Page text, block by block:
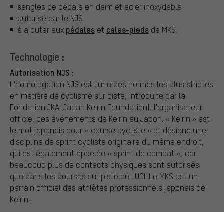
sangles de pédale en daim et acier inoxydable
autorisé par le NJS
à ajouter aux pédales et cales-pieds de MKS.
Technologie :
Autorisation NJS :
L'homologation NJS est l'une des normes les plus strictes
en matière de cyclisme sur piste, introduite par la
Fondation JKA (Japan Keirin Foundation), l'organisateur
officiel des événements de Keirin au Japon. « Keirin » est
le mot japonais pour « course cycliste » et désigne une
discipline de sprint cycliste originaire du même endroit,
qui est également appelée « sprint de combat », car
beaucoup plus de contacts physiques sont autorisés
que dans les courses sur piste de l'UCI. Le MKS est un
parrain officiel des athlètes professionnels japonais de
Keirin.